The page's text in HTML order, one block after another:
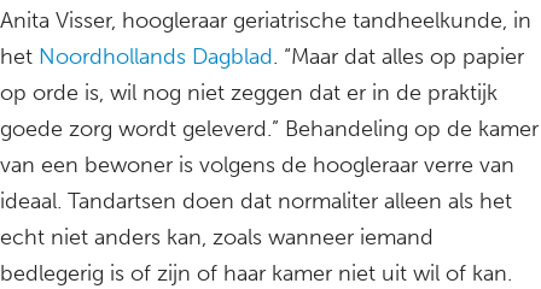
Anita Visser, hoogleraar geriatrische tandheelkunde, in
het Noordhollands Dagblad. “Maar dat alles op papier
op orde is, wil nog niet zeggen dat er in de praktijk
goede zorg wordt geleverd.” Behandeling op de kamer
van een bewoner is volgens de hoogleraar verre van
ideaal. Tandartsen doen dat normaliter alleen als het
echt niet anders kan, zoals wanneer iemand
bedlegerig is of zijn of haar kamer niet uit wil of kan.